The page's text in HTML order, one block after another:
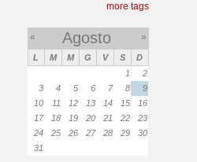
more tags
« Agosto »
L M M G V S
D
1
2
3
4 5 6 7 8
9
10
11 12 13 14 15
16
17
18 19 20 21 22
23
24
25 26 27 28 29
30
31